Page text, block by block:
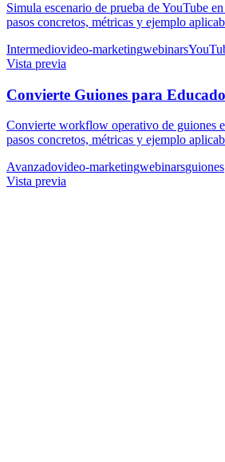
Simula escenario de prueba de YouTube
pasos concretos, métricas y ejemplo
Intermediovideo-marketingwebinars
Vista previa
Convierte Guiones para
Convierte workflow operativo de guiones
pasos concretos, métricas y ejemplo
Avanzadovideo-marketingwebinarsguiones
Vista previa